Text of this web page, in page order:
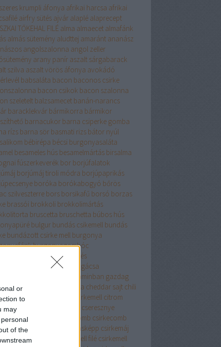
or
to
may
of the
krumpli áfonya afrikai harcsa afrikai
airfry sütés ajvár alaplé alaprecept
TŐKEHAL FILÉ alma almaecet almafánk
almás sütemény aludttej amaránt ananász
angolszalonna angol zeller
arany panír aszalt sárgabarack
szilva aszalt vörös áfonya avokádó
babsaláta bacon baconos csirke
bacon csikok bacon szalonna
szeletelt balzsamecet banán-narancs
baracklekvár bármikorra bármikor
barnacukor barna csiperke gomba
rízs barna sör basmati rizs bátor nyúl
bébirépa bécsi burgonyasaláta
besameles hús besamelmártás birsalma
fúszerkeverék bor borjúfalatok
borjúmáj tiroli módra borjúpaprikás
boróka borókabogyó bőrös
szilveszterre bors borsikafű borsó borzas
brassói brokkoli brokkolimártás
bruscetta bruschetta búbos hús
bulgur bundás csikemell bundás
bundázott csirke mell burgonya
burgonyagombóc
burgonyakerités
burgonyapogácsa
B vitaminban gazdag
bors
cézár saláta cheddar sajt chili
paprika
cirkemell citrom
cseresznye
süti
csirkecomb csirkecomb
csirkeleves másképp csirkemáj
csirkemellfilé csirkemell filé csirkemell